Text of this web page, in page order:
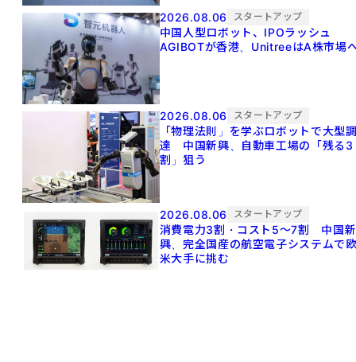
2026.08.06 スタートアップ
中国人型ロボット、IPOラッシュ
AGIBOTが香港、UnitreeはA株市場
2026.08.06 スタートアップ
「物理法則」を学ぶロボットで大型
達 中国新興、自動車工場の「残る3
割」狙う
2026.08.06 スタートアップ
消費電力3割・コスト5〜7割 中国新
興、完全国産の航空電子システムで
米大手に挑む